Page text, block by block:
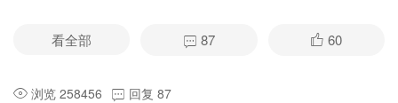
看全部 87 60
浏览 258456 回复 87